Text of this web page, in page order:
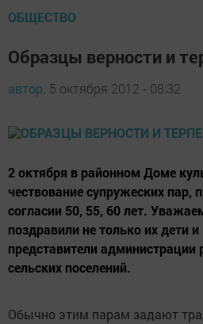
ОБЩЕСТВО
Образцы верности и
автор, 5 октября 2012 - 08:32
2 октября в районном Доме
чествование супружеских
согласии 50, 55, 60 лет.
поздравили не только их дети и
представители
сельских поселений.
Обычно этим парам задают